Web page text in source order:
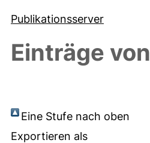
Publikationsserver
Einträge von
Eine Stufe nach oben
Exportieren als